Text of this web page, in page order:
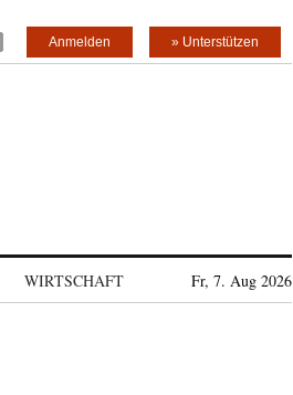
» Unterstützen
Anmelden
WIRTSCHAFT Fr, 7. Aug 2026